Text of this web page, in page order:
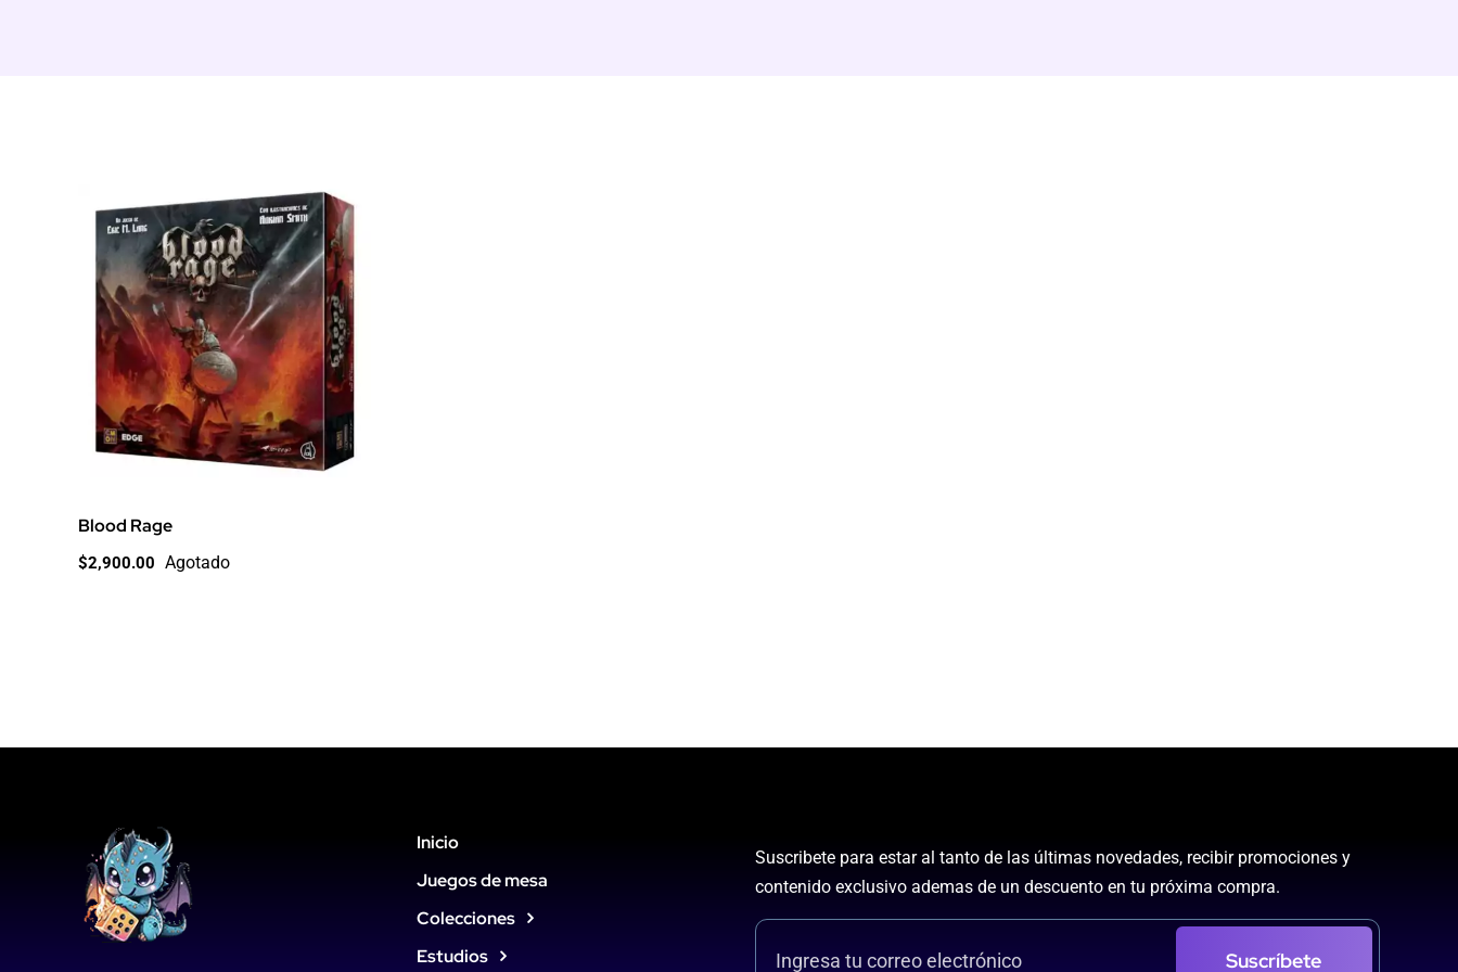
Blood Rage
$2,900.00 Agotado
Inicio
Juegos de mesa
Colecciones
Estudios
Suscribete para estar al tanto de las últimas novedades, recibir promociones y
contenido exclusivo ademas de un descuento en tu próxima compra.
Suscríbete